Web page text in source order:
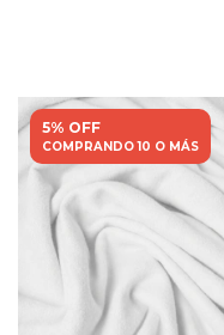
5% OFF
COMPRANDO 10 O MÁS